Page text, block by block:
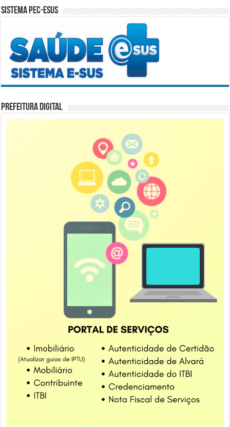
Sistema PEC-ESUS
Prefeitura Digital